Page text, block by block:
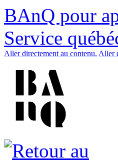
BAnQ pour
Service
Aller directement au contenu. Aller